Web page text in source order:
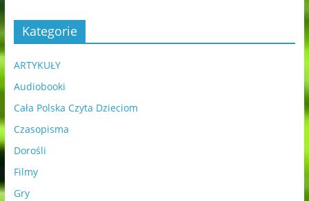
Kategorie
ARTYKUŁY
Audiobooki
Cała Polska Czyta Dzieciom
Czasopisma
Dorośli
Filmy
Gry